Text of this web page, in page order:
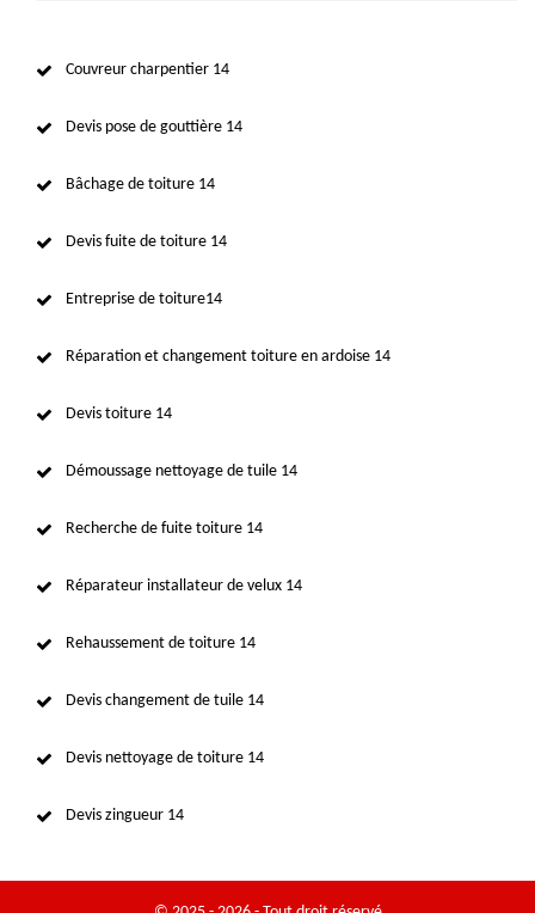
Couvreur charpentier 14
Devis pose de gouttière 14
Bâchage de toiture 14
Devis fuite de toiture 14
Entreprise de toiture14
Réparation et changement toiture en ardoise 14
Devis toiture 14
Démoussage nettoyage de tuile 14
Recherche de fuite toiture 14
Réparateur installateur de velux 14
Rehaussement de toiture 14
Devis changement de tuile 14
Devis nettoyage de toiture 14
Devis zingueur 14